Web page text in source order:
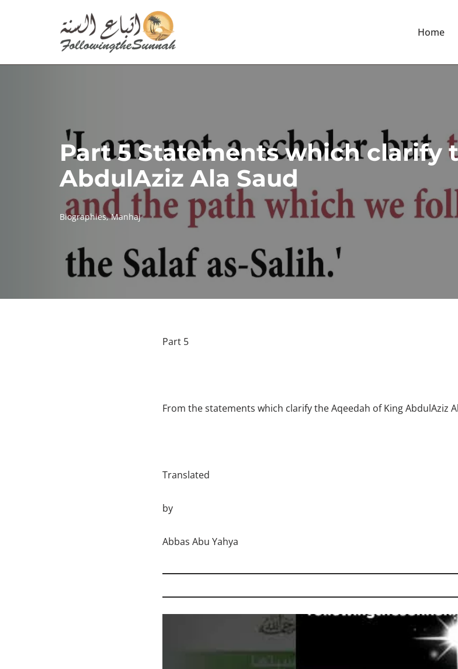
content
Home
Part 5 Statements which clarify
AbdulAziz Ala Saud
Biographies,Manhaj
Part 5
From the statements which clarify the Aqeedah of King AbdulAziz
Translated
by
Abbas Abu Yahya